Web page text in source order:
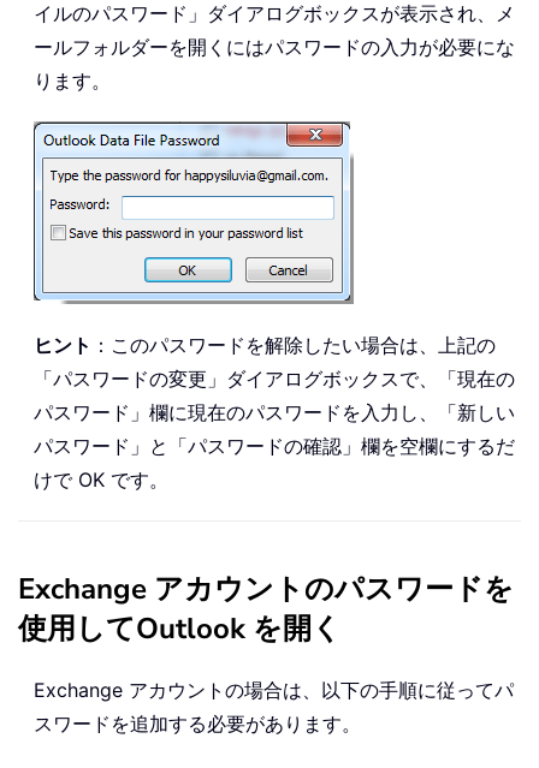
イルのパスワード」ダイアログボックスが表示され、メ
ールフォルダーを開くにはパスワードの入力が必要にな
ります。
ヒント ：このパスワードを解除したい場合は、上記の
「パスワードの変更」ダイアログボックスで、「現在の
パスワード」欄に現在のパスワードを入力し、「新しい
パスワード」と「パスワードの確認」欄を空欄にするだ
けで OK です。
Exchange アカウントのパスワードを
使用してOutlook を開く
Exchange アカウントの場合は、以下の手順に従ってパ
スワードを追加する必要があります。